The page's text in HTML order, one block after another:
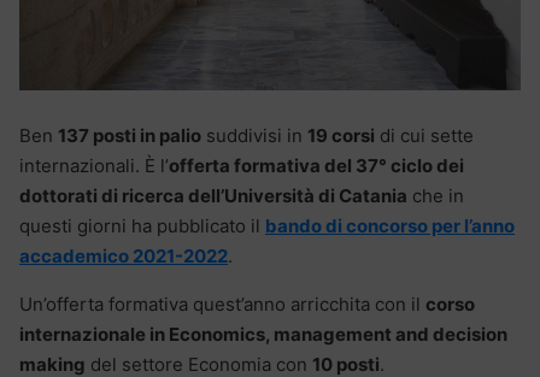
Ben 137 posti in palio suddivisi in 19 corsi di cui sette
internazionali. È l’offerta formativa del 37° ciclo dei
dottorati di ricerca dell’Università di Catania che in
questi giorni ha pubblicato il bando di concorso per l’anno
accademico 2021-2022.
Un’offerta formativa quest’anno arricchita con il corso
internazionale in Economics, management and decision
making del settore Economia con 10 posti.